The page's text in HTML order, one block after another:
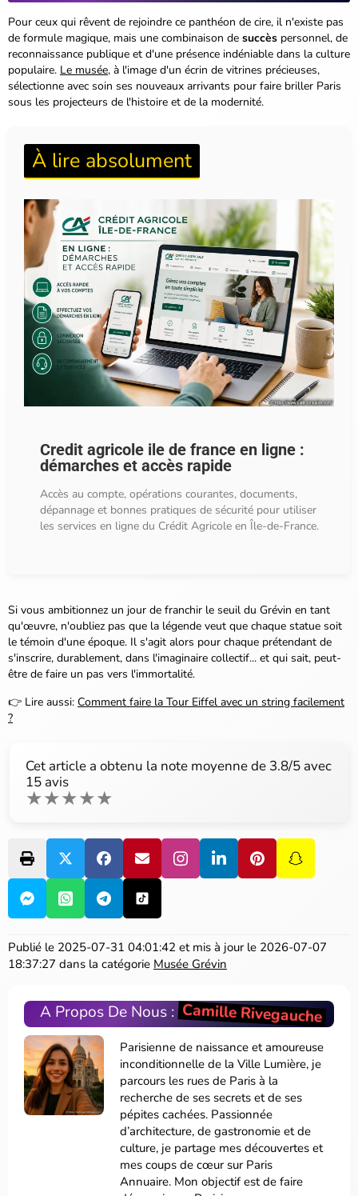
Pour ceux qui rêvent de rejoindre ce panthéon de cire, il n'existe pas
de formule magique, mais une combinaison de succès personnel, de
reconnaissance publique et d'une présence indéniable dans la culture
populaire. Le musée, à l'image d'un écrin de vitrines précieuses,
sélectionne avec soin ses nouveaux arrivants pour faire briller Paris
sous les projecteurs de l'histoire et de la modernité.
À lire absolument
Credit agricole ile de france en ligne :
démarches et accès rapide
Accès au compte, opérations courantes, documents,
dépannage et bonnes pratiques de sécurité pour utiliser
les services en ligne du Crédit Agricole en Île-de-France.
Si vous ambitionnez un jour de franchir le seuil du Grévin en tant
qu'œuvre, n'oubliez pas que la légende veut que chaque statue soit
le témoin d'une époque. Il s'agit alors pour chaque prétendant de
s'inscrire, durablement, dans l'imaginaire collectif... et qui sait, peut-
être de faire un pas vers l'immortalité.
👉 Lire aussi: Comment faire la Tour Eiffel avec un string facilement
?
Cet article a obtenu la note moyenne de 3.8/5 avec
15 avis
★★★★★
Publié le 2025-07-31 04:01:42 et mis à jour le 2026-07-07
18:37:27 dans la catégorie Musée Grévin
A Propos De Nous :Camille Rivegauche
Parisienne de naissance et amoureuse
inconditionnelle de la Ville Lumière, je
parcours les rues de Paris à la
recherche de ses secrets et de ses
pépites cachées. Passionnée
d’architecture, de gastronomie et de
culture, je partage mes découvertes et
mes coups de cœur sur Paris
Annuaire. Mon objectif est de faire